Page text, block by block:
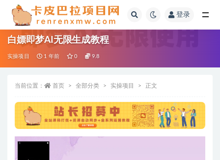
登录
白嫖即梦AI无限生成教程
实操项目 1 年前 0 9.8
当前位置： 首页 全部分类 实操项目 正文
全部